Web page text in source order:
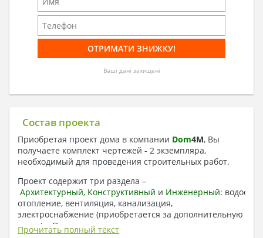
Ваші дані захищені
Состав проекта
Приобретая проект дома в компании Dom4M, Вы
получаете комплект чертежей - 2 экземпляра,
необходимый для проведения строительных работ.
Проект содержит три раздела –
Архитектурный, Конструктивный и Инженерный:
отопление, вентиляция, канализация,
электроснабжение (приобретается за дополнительную
плату) + Пояснительная записка.
Прочитать полный текст